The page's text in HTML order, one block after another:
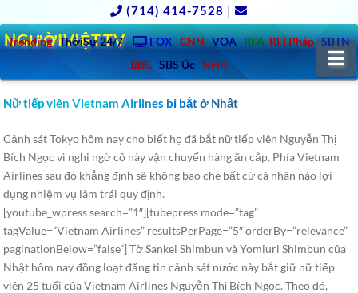
(714) 414-7528 |
Trending ThờiSự 24/7 FOX CNN VOA RFA RFI Pháp SBTN
BBC SBS Úc NHK
NGƯỜIVIỆT.TV
Nữ tiếp viên Vietnam Airlines bị bắt ở Nhật
Cảnh sát Tokyo hôm nay cho biết họ đã bắt nữ tiếp viên Nguyễn Thị
Bích Ngọc vì nghi ngờ cô này vận chuyển hàng ăn cắp. Phía Vietnam
Airlines sau đó khẳng định sẽ không bao che bất cứ cá nhân nào lợi
dụng nhiệm vụ làm trái quy định.
[youtube_wpress search=”1″][tubepress mode=”tag”
tagValue=”Vietnam Airlines” resultsPerPage=”5″ orderBy=”relevance”
paginationBelow=”false”] Tờ Sankei Shimbun và Yomiuri Shimbun của
Nhật hôm nay đồng loạt đăng tin cảnh sát nước này bắt giữ nữ tiếp
viên 25 tuổi của Vietnam Airlines Nguyễn Thị Bích Ngọc. Theo đó,